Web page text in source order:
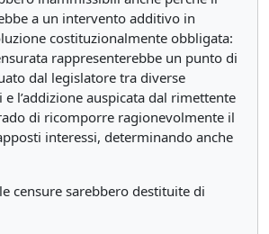
a un intervento additivo in
costituzionalmente obbligata:
rappresenterebbe un punto di
dal legislatore tra diverse
l’addizione auspicata dal rimettente
di ricomporre ragionevolmente il
interessi, determinando anche
censure sarebbero destituite di